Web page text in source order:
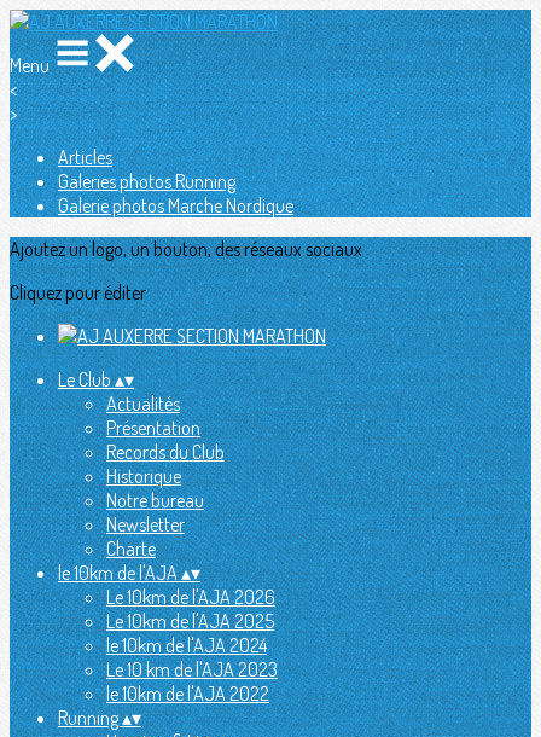
Menu
<
>
Articles
Galeries photos Running
Galerie photos Marche Nordique
Ajoutez un logo, un bouton, des réseaux sociaux
Cliquez pour éditer
Le Club▴▾
Actualités
Présentation
Records du Club
Historique
Notre bureau
Newsletter
Charte
le 10km de l'AJA▴▾
Le 10km de l'AJA 2026
Le 10km de l'AJA 2025
le 10km de l'AJA 2024
Le 10 km de l'AJA 2023
le 10km de l'AJA 2022
Running▴▾